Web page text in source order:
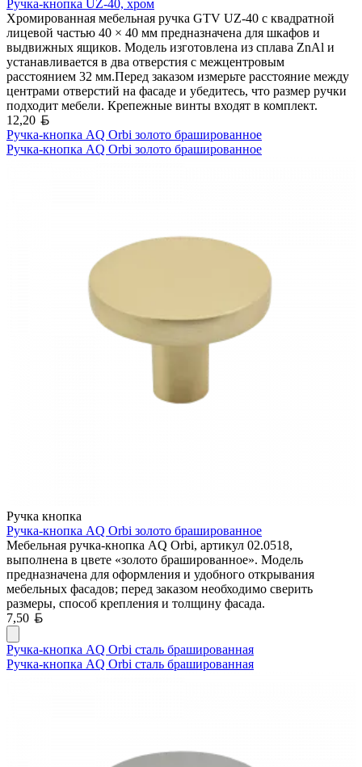
Ручка-кнопка UZ-40, хром
Хромированная мебельная ручка GTV UZ-40 с квадратной
лицевой частью 40 × 40 мм предназначена для шкафов и
выдвижных ящиков. Модель изготовлена из сплава ZnAl и
устанавливается в два отверстия с межцентровым
расстоянием 32 мм.Перед заказом измерьте расстояние между
центрами отверстий на фасаде и убедитесь, что размер ручки
подходит мебели. Крепежные винты входят в комплект.
12,20
Ручка-кнопка AQ Orbi золото брашированное
Ручка-кнопка AQ Orbi золото брашированное
Ручка кнопка
Ручка-кнопка AQ Orbi золото брашированное
Мебельная ручка-кнопка AQ Orbi, артикул 02.0518,
выполнена в цвете «золото брашированное». Модель
предназначена для оформления и удобного открывания
мебельных фасадов; перед заказом необходимо сверить
размеры, способ крепления и толщину фасада.
7,50
Ручка-кнопка AQ Orbi сталь брашированная
Ручка-кнопка AQ Orbi сталь брашированная